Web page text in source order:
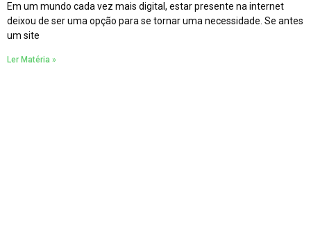
Em um mundo cada vez mais digital, estar presente na internet
deixou de ser uma opção para se tornar uma necessidade. Se antes
um site
Ler Matéria »